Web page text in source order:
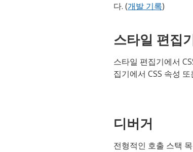
다. (개발 기록)
스타일 편집
스타일 편집기에서
집기에서 CSS 속성
디버거
전형적인 호출 스택